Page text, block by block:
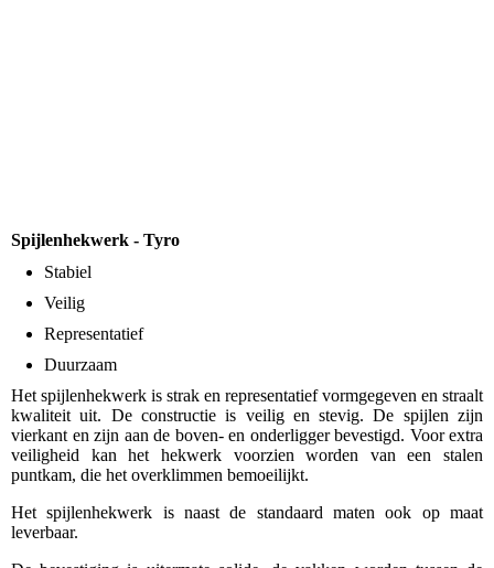
Spijlenhekwerk - Tyro
Stabiel
Veilig
Representatief
Duurzaam
Het spijlenhekwerk is strak en representatief vormgegeven en straalt
kwaliteit uit. De constructie is veilig en stevig. De spijlen zijn
vierkant en zijn aan de boven- en onderligger bevestigd. Voor extra
veiligheid kan het hekwerk voorzien worden van een stalen
puntkam, die het overklimmen bemoeilijkt.
Het spijlenhekwerk is naast de standaard maten ook op maat
leverbaar.